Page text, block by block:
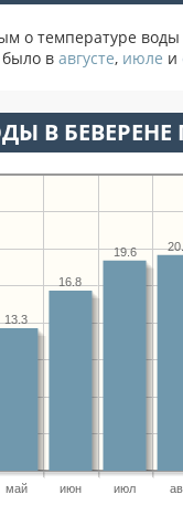
о температуре воды
в августе, июле и
В
май июн июл
19.6
16.8
13.3